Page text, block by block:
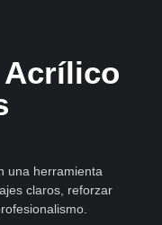
Acrílico
una herramienta
claros, reforzar